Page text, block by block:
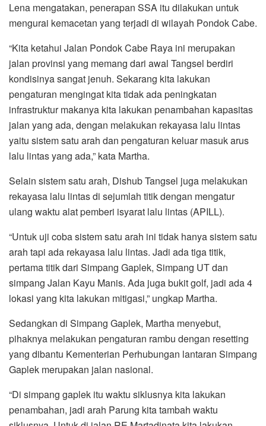
Lena mengatakan, penerapan SSA itu dilakukan untuk
mengurai kemacetan yang terjadi di wilayah Pondok Cabe.
“Kita ketahui Jalan Pondok Cabe Raya ini merupakan
jalan provinsi yang memang dari awal Tangsel berdiri
kondisinya sangat jenuh. Sekarang kita lakukan
pengaturan mengingat kita tidak ada peningkatan
infrastruktur makanya kita lakukan penambahan kapasitas
jalan yang ada, dengan melakukan rekayasa lalu lintas
yaitu sistem satu arah dan pengaturan keluar masuk arus
lalu lintas yang ada,” kata Martha.
Selain sistem satu arah, Dishub Tangsel juga melakukan
rekayasa lalu lintas di sejumlah titik dengan mengatur
ulang waktu alat pemberi isyarat lalu lintas (APILL).
“Untuk uji coba sistem satu arah ini tidak hanya sistem satu
arah tapi ada rekayasa lalu lintas. Jadi ada tiga titik,
pertama titik dari Simpang Gaplek, Simpang UT dan
simpang Jalan Kayu Manis. Ada juga bukit golf, jadi ada 4
lokasi yang kita lakukan mitigasi,” ungkap Martha.
Sedangkan di Simpang Gaplek, Martha menyebut,
pihaknya melakukan pengaturan rambu dengan resetting
yang dibantu Kementerian Perhubungan lantaran Simpang
Gaplek merupakan jalan nasional.
“Di simpang gaplek itu waktu siklusnya kita lakukan
penambahan, jadi arah Parung kita tambah waktu